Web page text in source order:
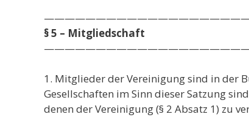
§ 5 – Mitgliedschaft
1. Mitglieder der Vereinigung sind in der
Gesellschaften im Sinn dieser Satzung
denen der Vereinigung (§ 2 Absatz 1) zu